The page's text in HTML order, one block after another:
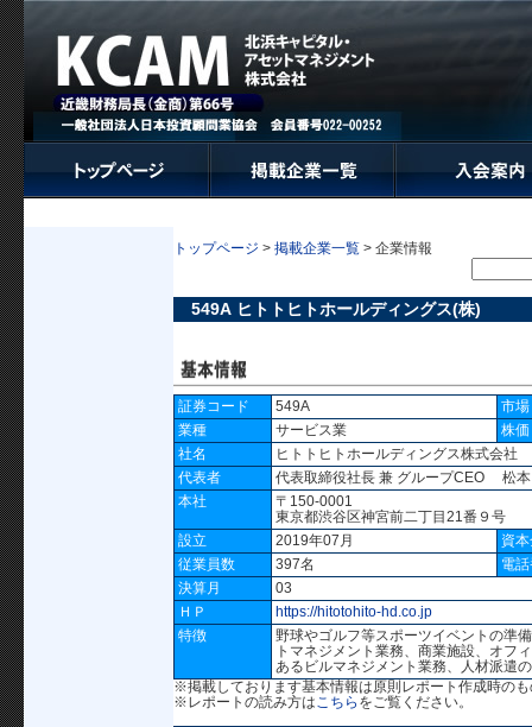
トップページ > 掲載企業一覧 > 企業情報
549A ヒトトヒトホールディングス(株)
証券コード 549A
市場
業種
サービス業
株価
社名
ヒトトヒトホールディングス株式会社
代表者
代表取締役社長 兼 グループCEO 松
本社
〒150-0001
東京都渋谷区神宮前二丁目21番９号
設立
2019年07月
資
従業員数
397名
電
決算月
03
ＨＰ
https://hitotohito-hd.co.jp
特徴
野球やゴルフ等スポーツイベントの準
トマネジメント業務、商業施設、オフ
あるビルマネジメント業務、人材派遣
※掲載しております基本情報は原則レポート作成時の
※レポートの読み方はこちら をご覧ください。